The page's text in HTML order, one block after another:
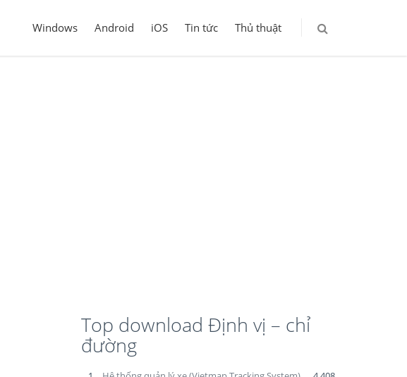
Windows Android iOS Tin tức Thủ thuật
Top download Định vị – chỉ
đường